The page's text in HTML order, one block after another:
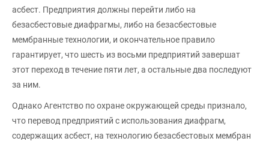
асбест. Предприятия должны перейти либо на
безасбестовые диафрагмы, либо на безасбестовые
мембранные технологии, и окончательное правило
гарантирует, что шесть из восьми предприятий завершат
этот переход в течение пяти лет, а остальные два последуют
за ним.
Однако Агентство по охране окружающей среды признало,
что перевод предприятий с использования диафрагм,
содержащих асбест, на технологию безасбестовых мембран